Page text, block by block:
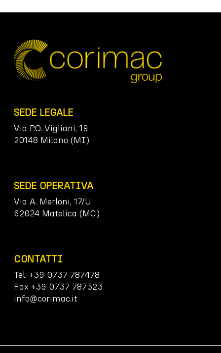
SEDE LEGALE
Via P.O. Vigliani, 19
20148 Milano (MI)
SEDE OPERATIVA
Via A. Merloni, 17/U
62024 Matelica (MC)
CONTATTI
Tel. +39 0737 787478
Fax +39 0737 787323
info@corimac.it